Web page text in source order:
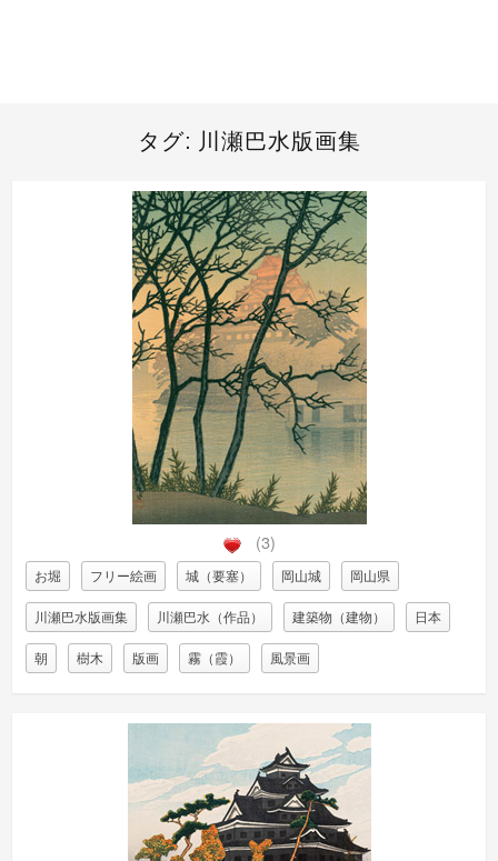
タグ: 川瀬巴水版画集
(3)
お堀 フリー絵画 城（要塞） 岡山城 岡山県
川瀬巴水版画集 川瀬巴水（作品） 建築物（建物） 日本
朝 樹木 版画 霧（霞） 風景画